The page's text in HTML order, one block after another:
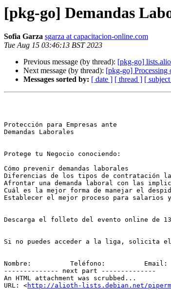
[pkg-go] Demandas
Sofia Garza sgarza at capacitacion-online.com
Tue Aug 15 03:46:13 BST 2023
Previous message (by thread): [pkg-go]
Next message (by thread): [pkg-go] Processing
Messages sorted by: [ date ] [ thread ] [
Protección para Empresas ante
Demandas Laborales
Protege tu Negocio conociendo:
Cómo prevenir demandas laborales
Diferencias de los tipos de contratación
Afrontar una demanda laboral con las
Cuál es la mejor forma de manejar el
Establecer el mejor proceso para salarios
Descarga el folleto del evento online de
Si no puedes acceder a la liga, solicita el
Nombre:          Teléfono:
-------------- next part --------------
An HTML attachment was scrubbed...
URL: <http://alioth-lists.debian.net/